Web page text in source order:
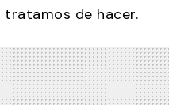
tratamos de hacer.